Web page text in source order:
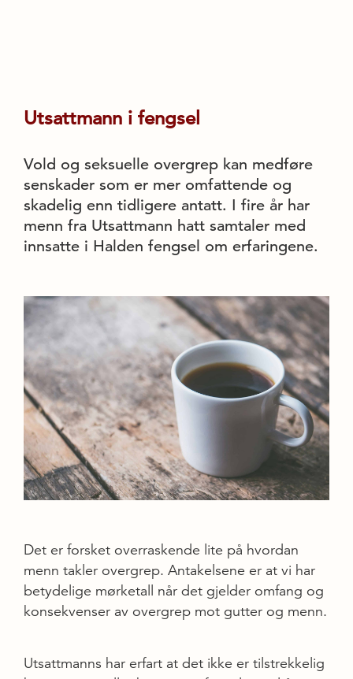
Utsattmann i fengsel
Vold og seksuelle overgrep kan medføre
senskader som er mer omfattende og
skadelig enn tidligere antatt. I fire år har
menn fra Utsattmann hatt samtaler med
innsatte i Halden fengsel om erfaringene.
Det er forsket overraskende lite på hvordan
menn takler overgrep. Antakelsene er at vi har
betydelige mørketall når det gjelder omfang og
konsekvenser av overgrep mot gutter og menn.
Utsattmanns har erfart at det ikke er tilstrekkelig